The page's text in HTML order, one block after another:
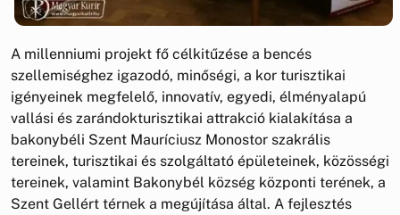
A millenniumi projekt fő célkitűzése a bencés
szellemiséghez igazodó, minőségi, a kor turisztikai
igényeinek megfelelő, innovatív, egyedi, élményalapú
vallási és zarándokturisztikai attrakció kialakítása a
bakonybéli Szent Mauríciusz Monostor szakrális
tereinek, turisztikai és szolgáltató épületeinek, közösségi
tereinek, valamint Bakonybél község központi terének, a
Szent Gellért térnek a megújítása által. A fejlesztés